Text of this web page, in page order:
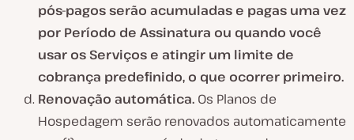
pós-pagos serão acumuladas e pagas uma vez
por Período de Assinatura ou quando você
usar os Serviços e atingir um limite de
cobrança predefinido, o que ocorrer primeiro.
Renovação automática. Os Planos de
Hospedagem serão renovados automaticamente